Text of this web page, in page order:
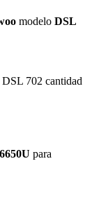
modelo DSL
702 cantidad
para